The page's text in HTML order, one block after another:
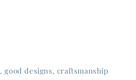
good designs, craftsmanship